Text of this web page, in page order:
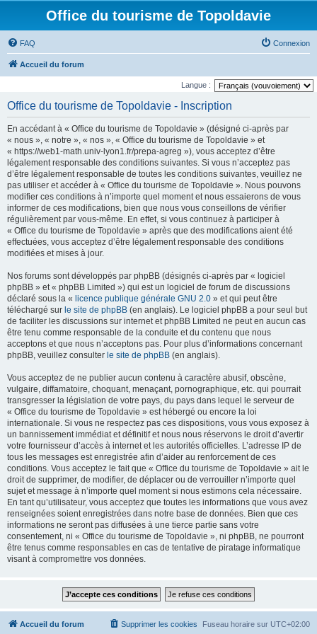
Office du tourisme de Topoldavie
FAQ Connexion
Accueil du forum
Langue :
Office du tourisme de Topoldavie - Inscription
En accédant à « Office du tourisme de Topoldavie » (désigné ci-après par
« nous », « notre », « nos », « Office du tourisme de Topoldavie » et
« https://web1-math.univ-lyon1.fr/prepa-agreg »), vous acceptez d’être
légalement responsable des conditions suivantes. Si vous n’acceptez pas
d’être légalement responsable de toutes les conditions suivantes, veuillez ne
pas utiliser et accéder à « Office du tourisme de Topoldavie ». Nous pouvons
modifier ces conditions à n’importe quel moment et nous essaierons de vous
informer de ces modifications, bien que nous vous conseillons de vérifier
régulièrement par vous-même. En effet, si vous continuez à participer à
« Office du tourisme de Topoldavie » après que des modifications aient été
effectuées, vous acceptez d’être légalement responsable des conditions
modifiées et mises à jour.
Nos forums sont développés par phpBB (désignés ci-après par « logiciel
phpBB » et « phpBB Limited ») qui est un logiciel de forum de discussions
déclaré sous la « licence publique générale GNU 2.0 » et qui peut être
téléchargé sur le site de phpBB (en anglais). Le logiciel phpBB a pour seul but
de faciliter les discussions sur internet et phpBB Limited ne peut en aucun cas
être tenu comme responsable de la conduite et du contenu que nous
acceptons et que nous n’acceptons pas. Pour plus d’informations concernant
phpBB, veuillez consulter le site de phpBB (en anglais).
Vous acceptez de ne publier aucun contenu à caractère abusif, obscène,
vulgaire, diffamatoire, choquant, menaçant, pornographique, etc. qui pourrait
transgresser la législation de votre pays, du pays dans lequel le serveur de
« Office du tourisme de Topoldavie » est hébergé ou encore la loi
internationale. Si vous ne respectez pas ces dispositions, vous vous exposez à
un bannissement immédiat et définitif et nous nous réservons le droit d’avertir
votre fournisseur d’accès à internet et les autorités officielles. L’adresse IP de
tous les messages est enregistrée afin d’aider au renforcement de ces
conditions. Vous acceptez le fait que « Office du tourisme de Topoldavie » ait le
droit de supprimer, de modifier, de déplacer ou de verrouiller n’importe quel
sujet et message à n’importe quel moment si nous estimons cela nécessaire.
En tant qu’utilisateur, vous acceptez que toutes les informations que vous avez
renseignées soient enregistrées dans notre base de données. Bien que ces
informations ne seront pas diffusées à une tierce partie sans votre
consentement, ni « Office du tourisme de Topoldavie », ni phpBB, ne pourront
être tenus comme responsables en cas de tentative de piratage informatique
visant à compromettre vos données.
Accueil du forum Fuseau horaire sur UTC+02:00
Supprimer les cookies